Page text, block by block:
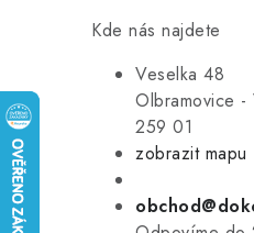
Kde nás najdete
Veselka 48
Olbramovice -
259 01
zobrazit mapu